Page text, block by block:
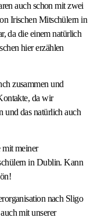
auch schon mit zwei
Irischen Mitschülern in
da die einem natürlich
hier erzählen
zusammen und
da wir
und das natürlich auch
mit meiner
in Dublin. Kann
nach Sligo
mit unserer